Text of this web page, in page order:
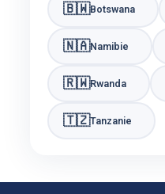
🇧🇼Botswana
🇳🇦Namibie
🇷🇼Rwanda
🇹🇿Tanzanie